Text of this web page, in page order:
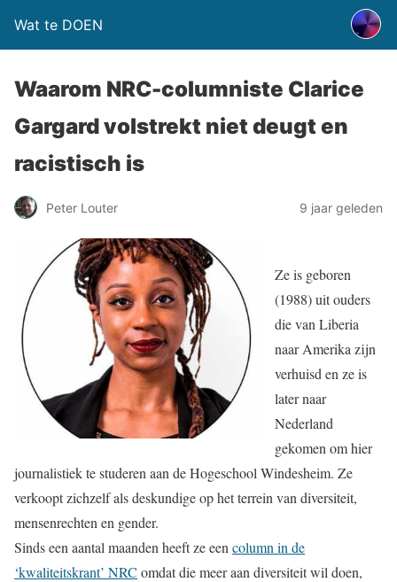
Wat te DOEN
Waarom NRC-columniste Clarice
Gargard volstrekt niet deugt en
racistisch is
Peter Louter 9 jaar geleden
Ze is geboren
(1988) uit ouders
die van Liberia
naar Amerika zijn
verhuisd en ze is
later naar
Nederland
gekomen om hier
journalistiek te studeren aan de Hogeschool Windesheim. Ze
verkoopt zichzelf als deskundige op het terrein van diversiteit,
mensenrechten en gender.
Sinds een aantal maanden heeft ze een column in de
‘kwaliteitskrant’ NRC omdat die meer aan diversiteit wil doen,